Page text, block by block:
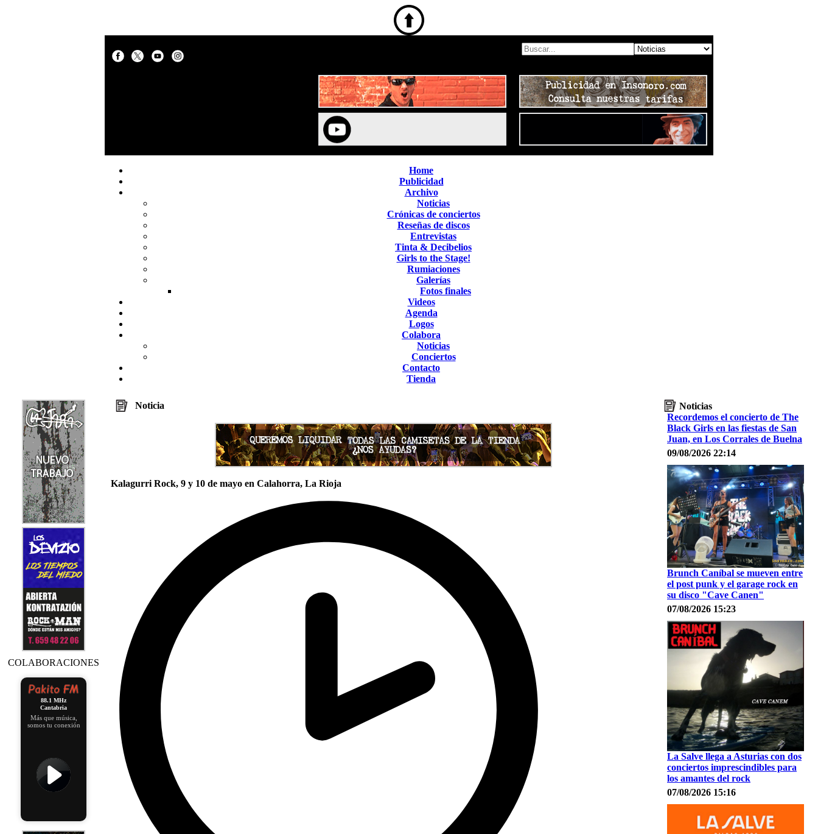
Home
Publicidad
Archivo
Noticias
Crónicas de conciertos
Reseñas de discos
Entrevistas
Tinta & Decibelios
Girls to the Stage!
Rumiaciones
Galerías
Fotos finales
Videos
Agenda
Logos
Colabora
Noticias
Conciertos
Contacto
Tienda
COLABORACIONES
88.1 MHz
Cantabria
Más que música,
somos tu conexión
Noticia
Kalagurri Rock, 9 y 10 de mayo en Calahorra, La Rioja
Noticias
Recordemos el concierto de The
Black Girls en las fiestas de San
Juan, en Los Corrales de Buelna
09/08/2026 22:14
Brunch Caníbal se mueven entre
el post punk y el garage rock en
su disco "Cave Canen"
07/08/2026 15:23
La Salve llega a Asturias con dos
conciertos imprescindibles para
los amantes del rock
07/08/2026 15:16